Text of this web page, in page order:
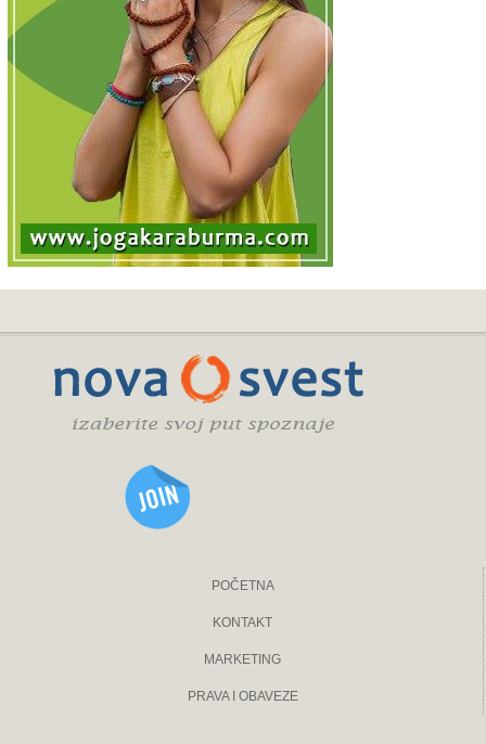
POČETNA
KONTAKT
MARKETING
PRAVA I OBAVEZE